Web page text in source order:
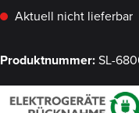
Aktuell nicht lieferbar
Produktnummer:SL-